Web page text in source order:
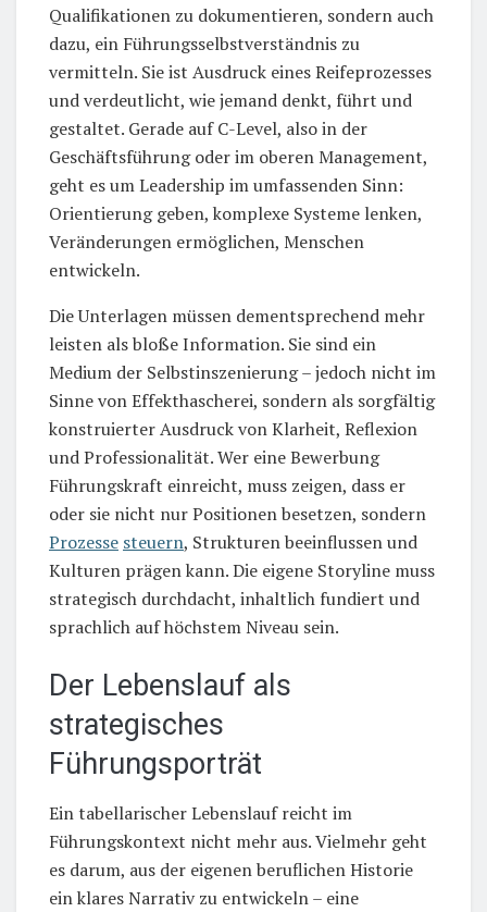
Qualifikationen zu dokumentieren, sondern auch
dazu, ein Führungsselbstverständnis zu
vermitteln. Sie ist Ausdruck eines Reifeprozesses
und verdeutlicht, wie jemand denkt, führt und
gestaltet. Gerade auf C-Level, also in der
Geschäftsführung oder im oberen Management,
geht es um Leadership im umfassenden Sinn:
Orientierung geben, komplexe Systeme lenken,
Veränderungen ermöglichen, Menschen
entwickeln.
Die Unterlagen müssen dementsprechend mehr
leisten als bloße Information. Sie sind ein
Medium der Selbstinszenierung – jedoch nicht im
Sinne von Effekthascherei, sondern als sorgfältig
konstruierter Ausdruck von Klarheit, Reflexion
und Professionalität. Wer eine Bewerbung
Führungskraft einreicht, muss zeigen, dass er
oder sie nicht nur Positionen besetzen, sondern
Prozesse steuern, Strukturen beeinflussen und
Kulturen prägen kann. Die eigene Storyline muss
strategisch durchdacht, inhaltlich fundiert und
sprachlich auf höchstem Niveau sein.
Der Lebenslauf als
strategisches
Führungsporträt
Ein tabellarischer Lebenslauf reicht im
Führungskontext nicht mehr aus. Vielmehr geht
es darum, aus der eigenen beruflichen Historie
ein klares Narrativ zu entwickeln – eine